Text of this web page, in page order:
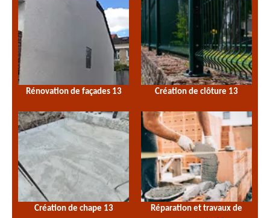
Rénovation de façades 13 Création de clôture 13
Création de chape 13
Réparation et travaux de